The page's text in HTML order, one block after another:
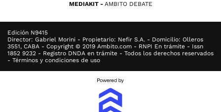
MEDIAKIT AMBITO DEBATE
Edición N9415
Director: Gabriel Morini - Propietario: Nefir S.A. - Domicilio: Olleros
3551, CABA - Copyright © 2019 Ambito.com - RNPI En trámite - Issn
1852 9232 - Registro DNDA en trámite - Todos los derechos reservados
- Términos y condiciones de uso